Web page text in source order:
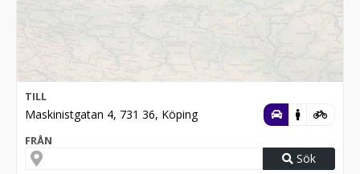
TILL
Maskinistgatan 4, 731 36, Köping
FRÅN
Sök